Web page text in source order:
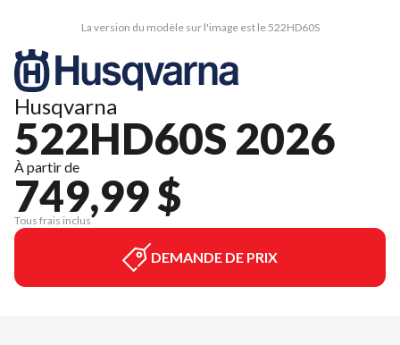
La version du modèle sur l'image est le 522HD60S
Husqvarna
522HD60S 2026
À partir de
749,99 $
Tous frais inclus
DEMANDE DE PRIX